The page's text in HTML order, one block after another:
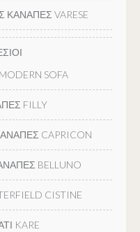
VARESE
SOFA
FILLY
CAPRICON
BELLUNO
CISTINE
KARE